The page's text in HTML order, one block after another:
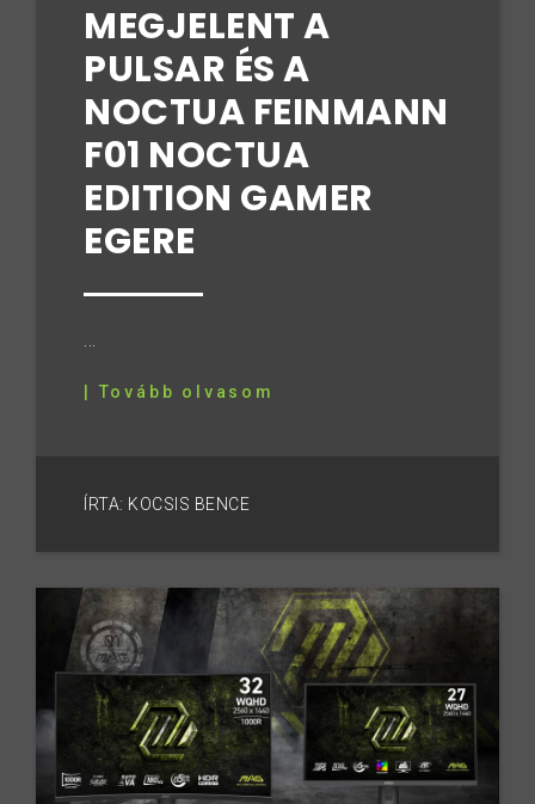
MEGJELENT A
PULSAR ÉS A
NOCTUA FEINMANN
F01 NOCTUA
EDITION GAMER
EGERE
...
| Tovább olvasom
ÍRTA: KOCSIS BENCE